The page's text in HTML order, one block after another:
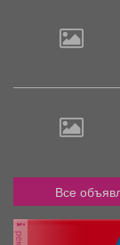
Все